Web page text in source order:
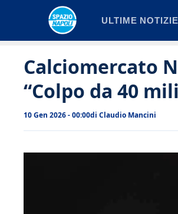
ULTIME NOTIZIE
Calciomercato
“Colpo da 40
10 Gen 2026 - 00:00di Claudio Mancini